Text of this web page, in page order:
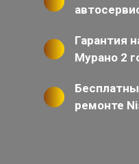
Гарантия
Мурано 2
ремонте